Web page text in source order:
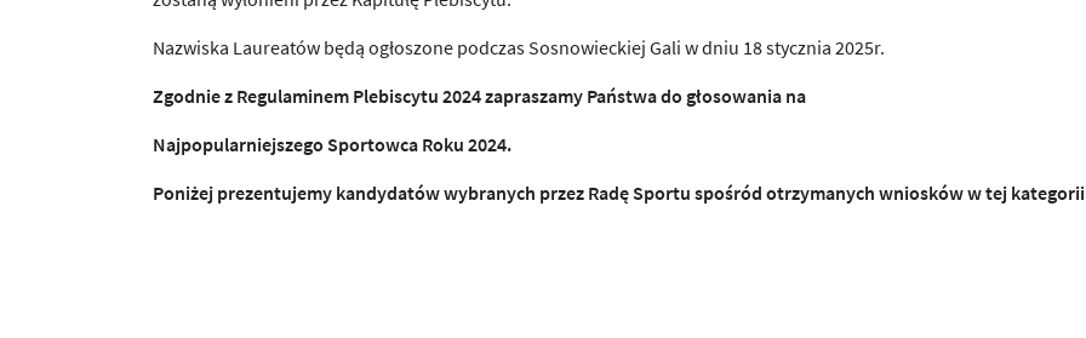
Nazwiska Laureatów będą ogłoszone podczas Sosnowieckiej Gali w dniu 18 stycznia 2025r.
Zgodnie z Regulaminem Plebiscytu 2024 zapraszamy Państwa do głosowania na
Najpopularniejszego Sportowca Roku 2024.
Poniżej prezentujemy kandydatów wybranych przez Radę Sportu spośród otrzymanych wniosków w tej